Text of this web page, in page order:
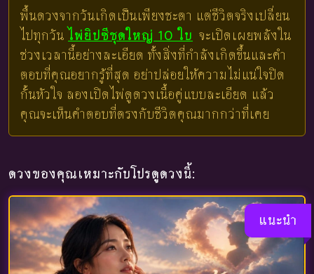
พื้นดวงจากวันเกิดเป็นเพียงชะตา แต่ชีวิตจริงเปลี่ยน
ไปทุกวัน ไพ่ยิปซีชุดใหญ่ 10 ใบ จะเปิดเผยพลังใน
ช่วงเวลานี้อย่างละเอียด ทั้งสิ่งที่กำลังเกิดขึ้นและคำ
ตอบที่คุณอยากรู้ที่สุด อย่าปล่อยให้ความไม่แน่ใจปิด
กั้นหัวใจ ลองเปิดไพ่ดูดวงเนื้อคู่แบบละเอียด แล้ว
คุณจะเห็นคำตอบที่ตรงกับชีวิตคุณมากกว่าที่เคย
ดวงของคุณเหมาะกับโปรดูดวงนี้:
แนะนำ